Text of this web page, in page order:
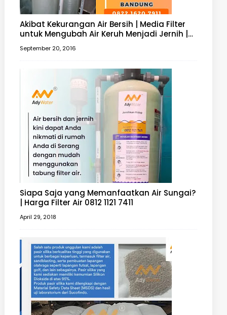
Akibat Kekurangan Air Bersih | Media Filter
untuk Mengubah Air Keruh Menjadi Jernih |
September 20, 2016
Siapa Saja yang Memanfaatkan Air Sungai?
| Harga Filter Air 0812 1121 7411
April 29, 2018